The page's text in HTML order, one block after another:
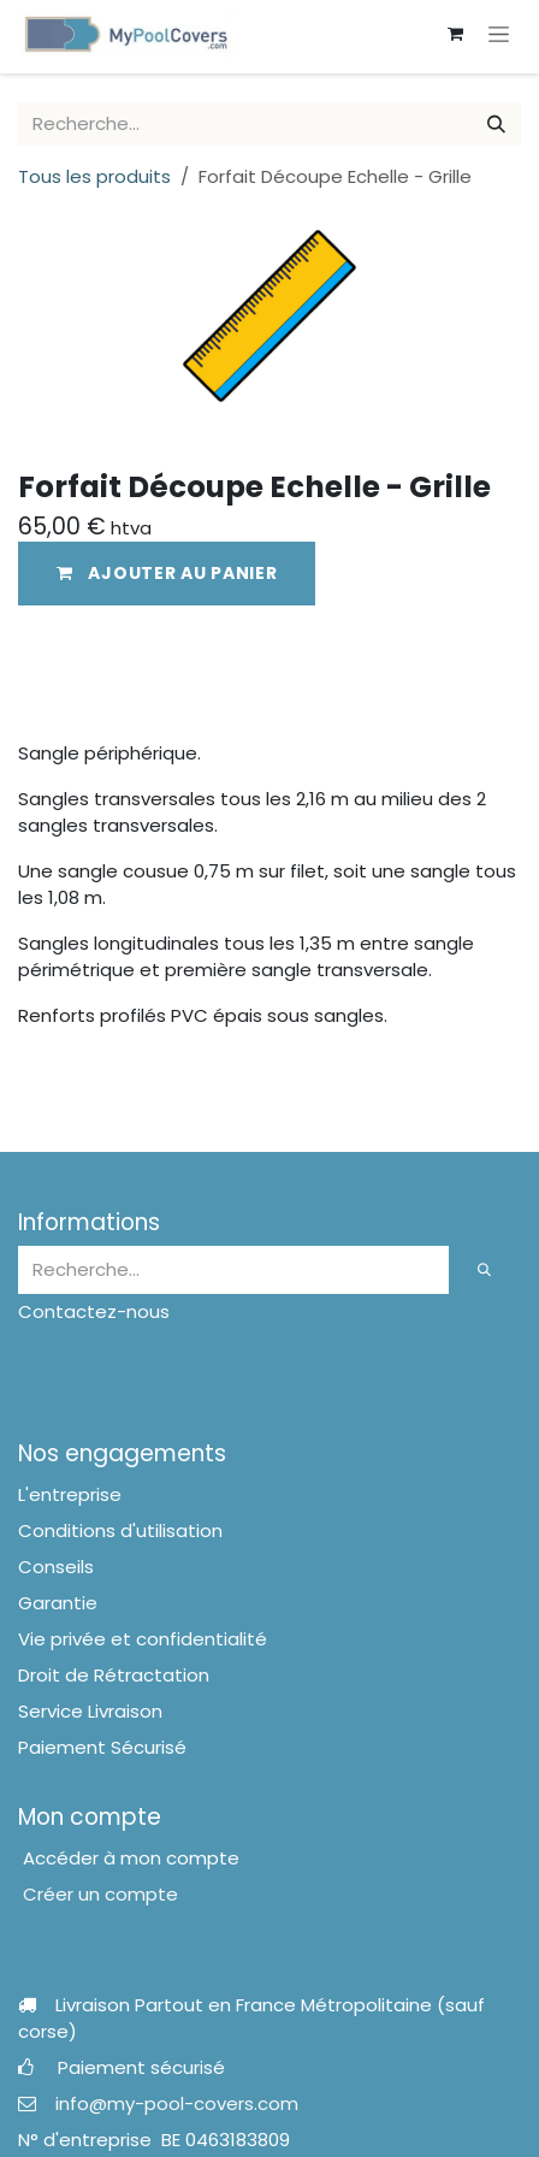
Tous les produits Forfait Découpe Echelle - Grille
Forfait Découpe Echelle - Grille
65,00 € htva
AJOUTER AU PANIER
Sangle périphérique.
Sangles transversales tous les 2,16 m au milieu des 2
sangles transversales.
Une sangle cousue 0,75 m sur filet, soit une sangle tous
les 1,08 m.
Sangles longitudinales tous les 1,35 m entre sangle
périmétrique et première sangle transversale.
Renforts profilés PVC épais sous sangles.
Informations
Contactez-nous
Nos engagements
L'entreprise
Conditions d'utilisation
Conseils
Garantie
Vie privée et confidentialité
Droit de Rétractation
Service Livraison
Paiement Sécurisé
Mon compte
Accéder à mon compte
Créer un compte
Livraison Partout en France Métropolitaine (sauf
corse)
Paiement sécurisé
info@my-pool-covers.com
N° d'entreprise BE 0463183809